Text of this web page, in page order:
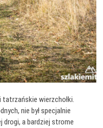
tatrzańskie wierzchołki.
nie był specjalnie
drogi, a bardziej strome